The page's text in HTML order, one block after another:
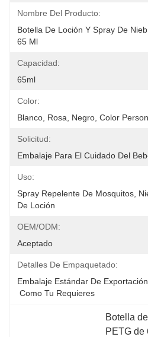
Nombre Del Producto:
Botella De Loción Y Spray De
65 Ml
Capacidad:
65ml
Color:
Blanco, Rosa, Negro, Color
Solicitud:
Embalaje Para El Cuidado Del
Uso:
Spray Repelente De Mosquitos,
De Loción
OEM/ODM:
Aceptado
Detalles De Empaquetado:
Embalaje Estándar De
Como Tu Requieres
Botella
PETG de